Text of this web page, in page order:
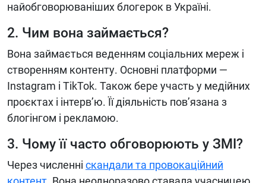
найобговорюваніших блогерок в Україні.
2. Чим вона займається?
Вона займається веденням соціальних мереж і
створенням контенту. Основні платформи —
Instagram і TikTok. Також бере участь у медійних
проєктах і інтерв’ю. Її діяльність пов’язана з
блогінгом і рекламою.
3. Чому її часто обговорюють у ЗМІ?
Через численні скандали та провокаційний